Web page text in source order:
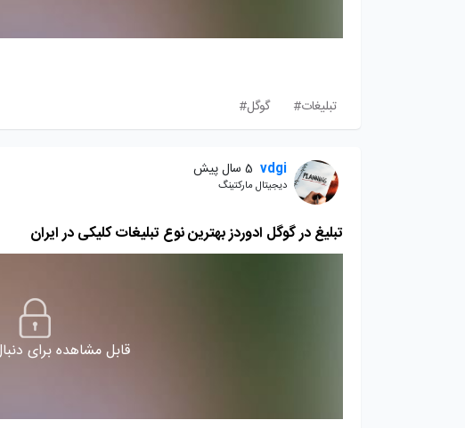
تبلیغات#
گوگل#
vdgi 5 سال پیش
دیجیتال مارکتینگ
تبلیغ در گوگل ادوردز بهترین نوع تبلیغات کلیکی در ایران
قابل مشاهده برای